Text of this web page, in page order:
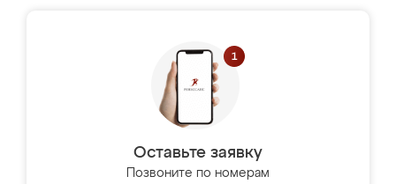
Оставьте заявку
Позвоните по номерам